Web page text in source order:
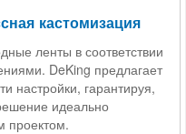
кастомизация
ленты в соответствии
DeKing предлагает
настройки, гарантируя,
идеально
проектом.